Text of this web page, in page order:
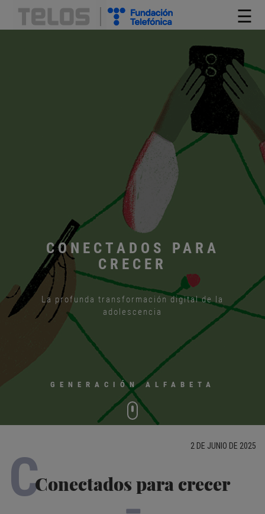
☰
CONECTADOS PARA
CRECER
La profunda transformación digital de la
adolescencia
GENERACIÓN ALFABETA
2 DE JUNIO DE 2025
CConectados para crecer